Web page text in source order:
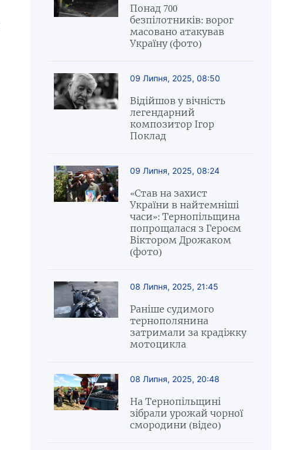
Понад 700
безпілотників: ворог
масовано атакував
Україну (фото)
09 Липня, 2025, 08:50
Відійшов у вічність
легендарний
композитор Ігор
Поклад
09 Липня, 2025, 08:24
«Став на захист
України в найтемніші
часи»: Тернопільщина
попрощалася з Героєм
Віктором Дрожаком
(фото)
08 Липня, 2025, 21:45
Раніше судимого
тернополянина
затримали за крадіжку
мотоцикла
08 Липня, 2025, 20:48
На Тернопільщині
зібрали урожай чорної
смородини (відео)